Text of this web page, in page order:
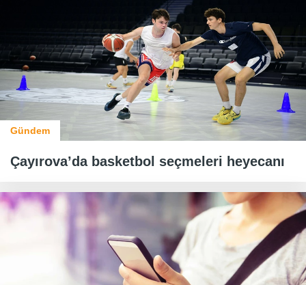
Gündem
Çayırova’da basketbol seçmeleri heyecanı